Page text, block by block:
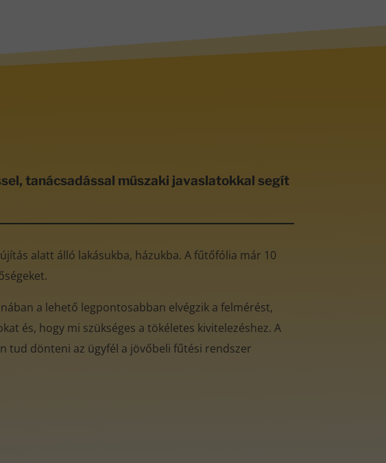
tanácsadással műszaki javaslatokkal segít
alatt álló lakásukba, házukba. A fűtőfólia már 10
a lehető legpontosabban elvégzik a felmérést,
és, hogy mi szükséges a tökéletes kivitelezéshez. A
tud dönteni az ügyfél a jövőbeli fűtési rendszer